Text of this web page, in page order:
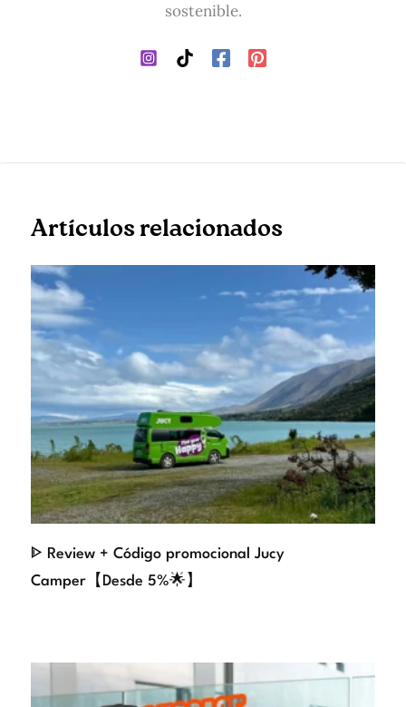
sostenible.
Artículos relacionados
ᐈ Review + Código promocional Jucy
Camper【Desde 5%🌟】